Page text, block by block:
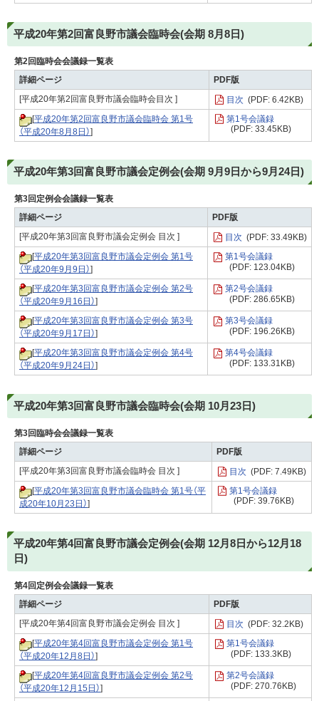
平成20年第2回富良野市議会臨時会(会期 8月8日)
第2回臨時会会議録一覧表
詳細ページ
PDF版
[平成20年第2回富良野市議会臨時会目次 ]
目次 (PDF: 6.42KB)
[平成20年第2回富良野市議会臨時会 第1号
（平成20年8月8日）]
第1号会議録
(PDF: 33.45KB)
平成20年第3回富良野市議会定例会(会期 9月9日から9月24日)
第3回定例会会議録一覧表
詳細ページ
PDF版
[平成20年第3回富良野市議会定例会 目次 ]
目次 (PDF: 33.49KB)
[平成20年第3回富良野市議会定例会 第1号
（平成20年9月9日）]
第1号会議録
(PDF: 123.04KB)
[平成20年第3回富良野市議会定例会 第2号
（平成20年9月16日）]
第2号会議録
(PDF: 286.65KB)
[平成20年第3回富良野市議会定例会 第3号
（平成20年9月17日）]
第3号会議録
(PDF: 196.26KB)
[平成20年第3回富良野市議会定例会 第4号
（平成20年9月24日）]
第4号会議録
(PDF: 133.31KB)
平成20年第3回富良野市議会臨時会(会期 10月23日)
第3回臨時会会議録一覧表
詳細ページ
PDF版
[平成20年第3回富良野市議会臨時会 目次 ]
目次 (PDF: 7.49KB)
[平成20年第3回富良野市議会臨時会 第1号（平
成20年10月23日）]
第1号会議録
(PDF: 39.76KB)
平成20年第4回富良野市議会定例会(会期 12月8日から12月18
日)
第4回定例会会議録一覧表
詳細ページ
PDF版
[平成20年第4回富良野市議会定例会 目次 ]
目次 (PDF: 32.2KB)
[平成20年第4回富良野市議会定例会 第1号
（平成20年12月8日）]
第1号会議録
(PDF: 133.3KB)
[平成20年第4回富良野市議会定例会 第2号
（平成20年12月15日）]
第2号会議録
(PDF: 270.76KB)